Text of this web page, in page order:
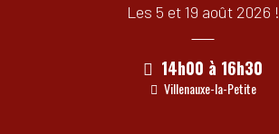
Les 5 et 19 août 2026 !
14h00 à 16h30
Villenauxe-la-Petite